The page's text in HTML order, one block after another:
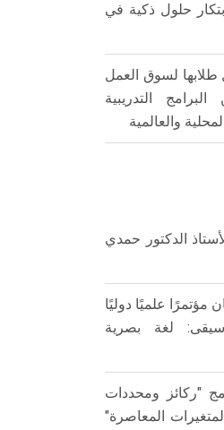
حلول ذكية في
لسوق العمل
التدريبية
والعالمية
الدكتور حمدي
مؤتمرًا علميًا دوليًا
لغة بصرية
"ركائز ومحددات
المعاصرة"